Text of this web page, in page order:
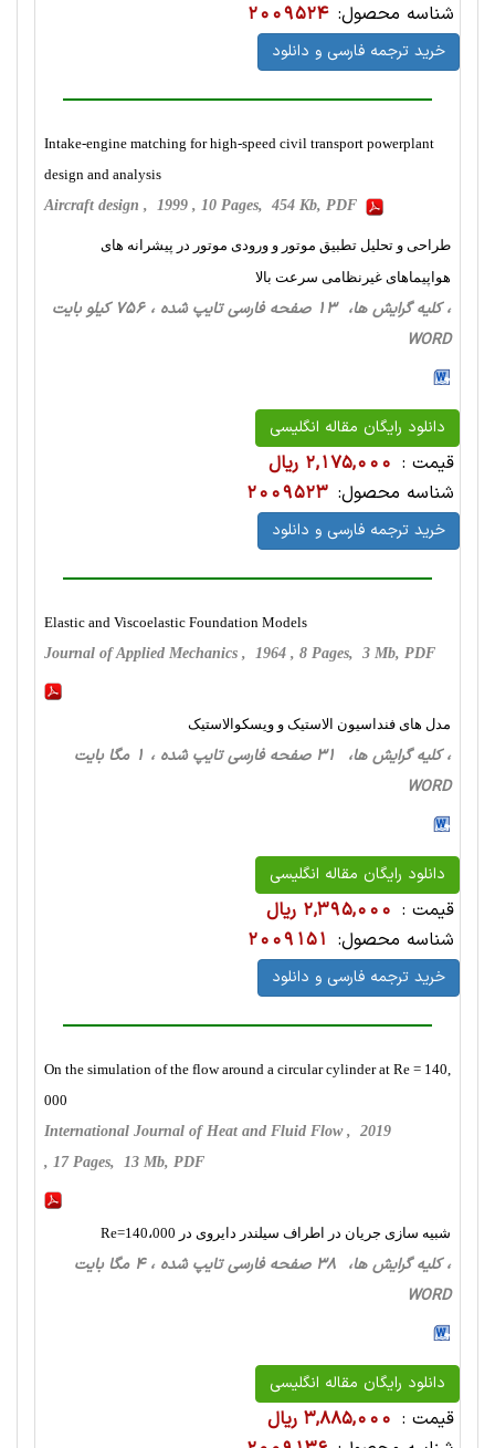
شناسه محصول: 2009524
خرید ترجمه فارسی و دانلود
Intake-engine matching for high-speed civil transport powerplant
design and analysis
Aircraft design , 1999 , 10 Pages, 454 Kb, PDF
طراحی و تحلیل تطبیق موتور و ورودی موتور در پیشرانه های
هواپیماهای غیرنظامی سرعت بالا
، کلیه گرایش ها، 13 صفحه فارسی تایپ شده ، 756 کیلو بایت
WORD
دانلود رایگان مقاله انگلیسی
قیمت : 2,175,000 ریال
شناسه محصول: 2009523
خرید ترجمه فارسی و دانلود
Elastic and Viscoelastic Foundation Models
Journal of Applied Mechanics , 1964 , 8 Pages, 3 Mb, PDF
مدل های فنداسیون الاستیک و ویسکوالاستیک
، کلیه گرایش ها، 31 صفحه فارسی تایپ شده ، 1 مگا بایت
WORD
دانلود رایگان مقاله انگلیسی
قیمت : 2,395,000 ریال
شناسه محصول: 2009151
خرید ترجمه فارسی و دانلود
On the simulation of the flow around a circular cylinder at Re = 140,
000
International Journal of Heat and Fluid Flow , 2019
, 17 Pages, 13 Mb, PDF
شبیه سازی جریان در اطراف سیلندر دایروی در Re=140،000
، کلیه گرایش ها، 38 صفحه فارسی تایپ شده ، 4 مگا بایت
WORD
دانلود رایگان مقاله انگلیسی
قیمت : 3,885,000 ریال